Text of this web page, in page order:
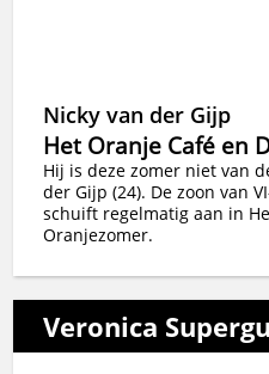
Nicky van der Gijp
Het Oranje Café en
Hij is deze zomer niet van
der Gijp (24). De zoon van
schuift regelmatig aan in
Oranjezomer.
Veronica